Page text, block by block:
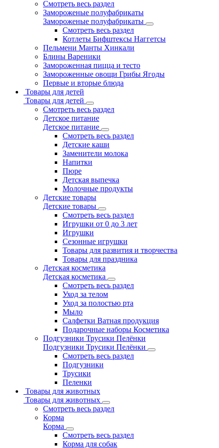
Смотреть весь раздел
Замороженые полуфабрикаты
Замороженые полуфабрикаты
Смотреть весь раздел
Котлеты Бифштексы Наггетсы
Пельмени Манты Хинкали
Блины Вареники
Замороженная пицца и тесто
Замороженные овощи Грибы Ягоды
Первые и вторые блюда
Товары для детей
Товары для детей
Смотреть весь раздел
Детское питание
Детское питание
Смотреть весь раздел
Детские каши
Заменители молока
Напитки
Пюре
Детская выпечка
Молочные продукты
Детские товары
Детские товары
Смотреть весь раздел
Игрушки от 0 до 3 лет
Игрушки
Сезонные игрушки
Товары для развития и творчества
Товары для праздника
Детская косметика
Детская косметика
Смотреть весь раздел
Уход за телом
Уход за полостью рта
Мыло
Салфетки Ватная продукция
Подарочные наборы Косметика
Подгузники Трусики Пелёнки
Подгузники Трусики Пелёнки
Смотреть весь раздел
Подгузники
Трусики
Пеленки
Товары для животных
Товары для животных
Смотреть весь раздел
Корма
Корма
Смотреть весь раздел
Корма для собак